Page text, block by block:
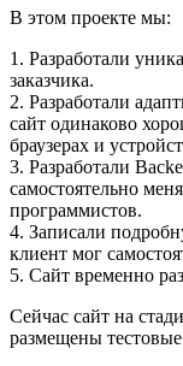
В этом проекте мы:
1. Разработали
заказчика.
2. Разработали
сайт одинаково
браузерах и
3. Разработали
самостоятельно
программистов.
4. Записали
клиент мог
5. Сайт временно
Сейчас сайт на
размещены